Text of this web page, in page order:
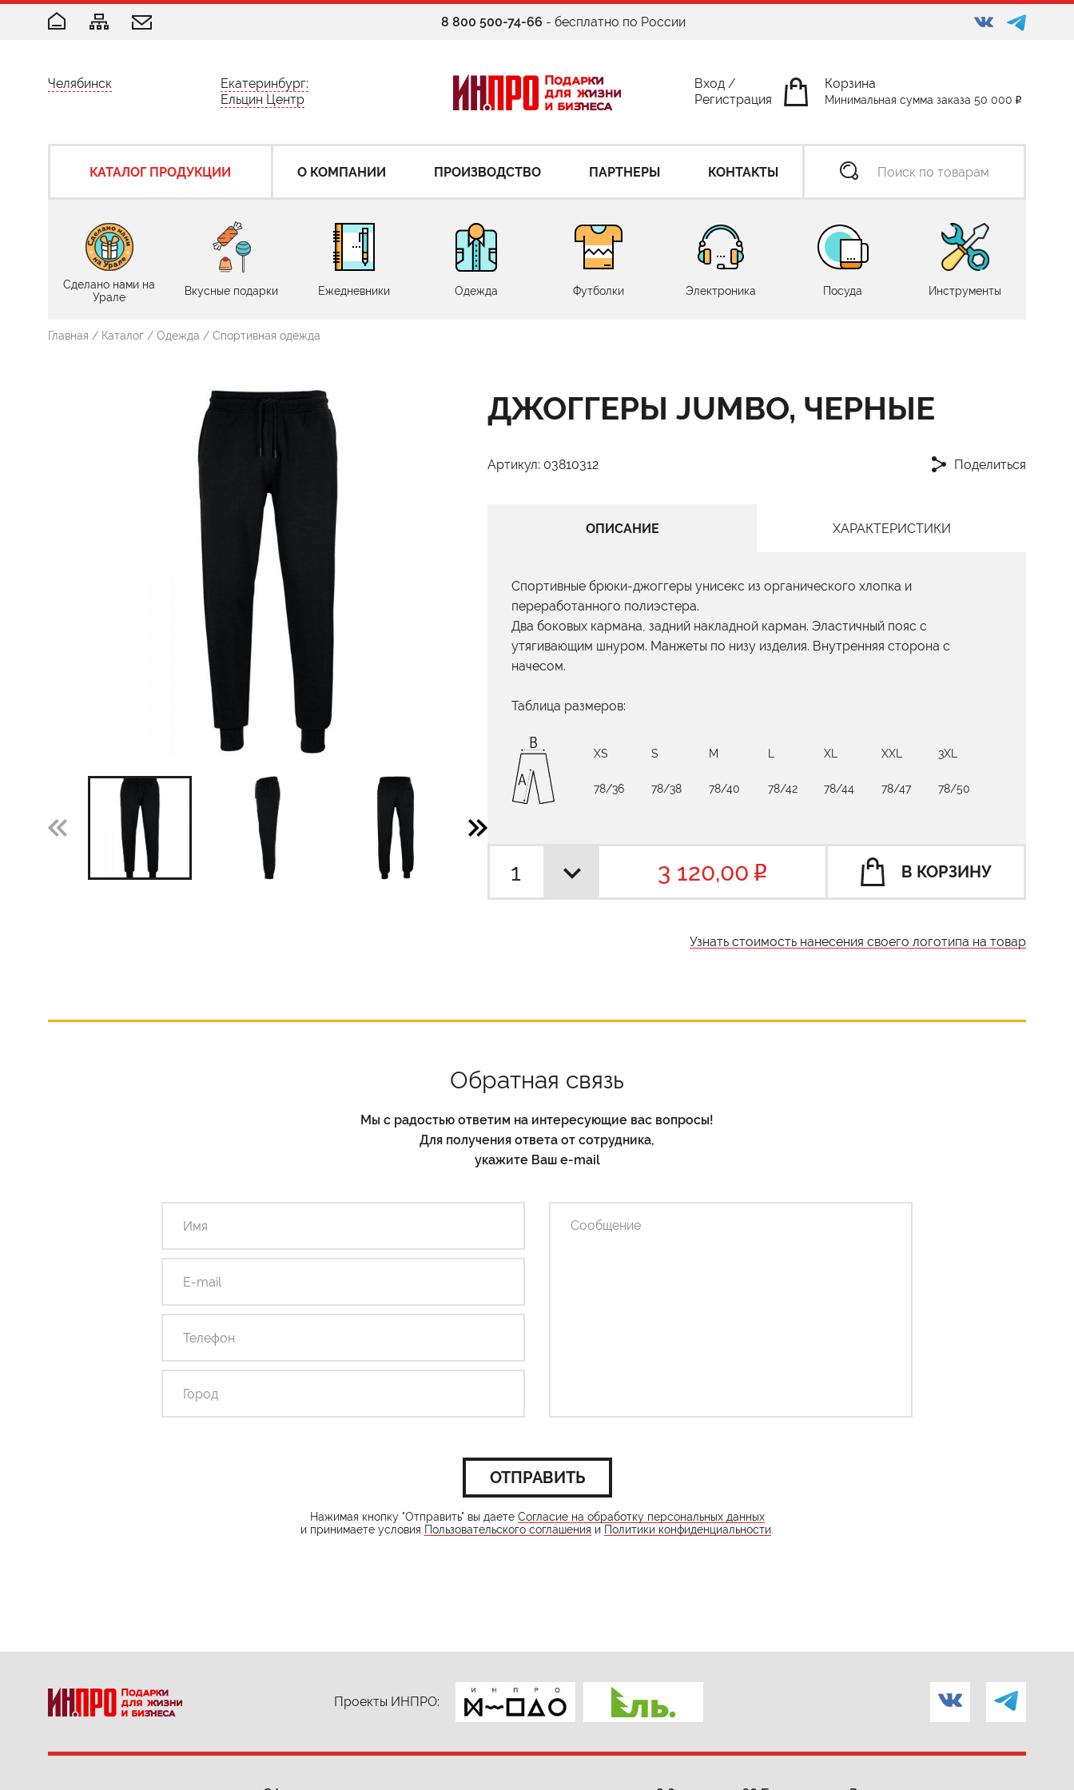
8 800 500-74-66 - бесплатно по России
Челябинск
Екатеринбург:
Ельцин Центр
Вход /
Регистрация
Корзина
Минимальная сумма заказа 50 000
КАТАЛОГ ПРОДУКЦИИ О КОМПАНИИ ПРОИЗВОДСТВО ПАРТНЕРЫ КОНТАКТЫ
Сделано нами на
Урале
Вкусные подарки Ежедневники Одежда Футболки Электроника Посуда Инструменты
Главная / Каталог / Одежда / Спортивная одежда
ДЖОГГЕРЫ JUMBO, ЧЕРНЫЕ
Артикул: 03810312 Поделиться
ОПИСАНИЕ ХАРАКТЕРИСТИКИ
Cпортивные брюки-джоггеры унисекс из органического хлопка и
переработанного полиэстера.
Два боковых кармана, задний накладной карман. Эластичный пояс с
утягивающим шнуром. Манжеты по низу изделия. Внутренняя сторона с
начесом.
Таблица размеров:
XS S M XL XXL 3XL
78/36 78/38 78/40 78/42 78/44 78/47 78/50
3 120,00 В КОРЗИНУ
Узнать стоимость нанесения своего логотипа на товар
Обратная связь
Мы с радостью ответим на интересующие вас вопросы!
Для получения ответа от сотрудника,
укажите Ваш e-mail
ОТПРАВИТЬ
Нажимая кнопку "Отправить" вы даете Согласие на обработку персональных данных
и принимаете условия Пользовательского соглашения и Политики конфиденциальности
Проекты ИНПРО: